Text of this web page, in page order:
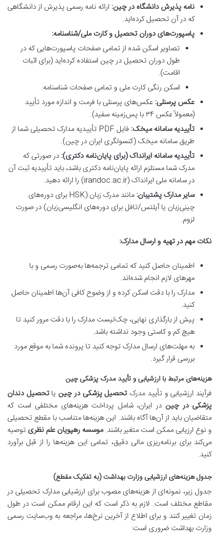
نامه پذیرش دانشگاه در چین: ارائه نامه رسمی پذیرش از دانشگاهی
که در آن تحصیل کرده‌اید.
پاسپورت‌های دوران تحصیل و کارت ملی/شناسنامه:
تصاویر اسکن شده از تمامی صفحات پاسپورت‌هایی که در
طول دوران تحصیل در چین استفاده کرده‌اید (برای اثبات
اقامت).
اسکن رنگی کارت ملی و تمامی صفحات شناسنامه.
عکس پرسنلی: عکس‌های پرسنلی با فرمت و اندازه مورد تأیید
(معمولاً عکس ۳۴ با پس‌زمینه سفید).
تأییدیه سامانه میخک:
فایل PDF تأییدیه مدارک تحصیلی شما از
طریق سامانه میخک (کنسولگری ایران در چین).
تأییدیه سامانه ایرانداک (برای پایان‌نامه دکتری): در صورتی که
مدرک شما مستلزم ارائه پایان‌نامه دکتری باشد، باید تأییدیه ثبت آن
در سامانه ملی ایرانداک (irandoc.ac.ir) را ارائه دهید.
سایر مدارک پشتیبان:
مانند مدرک زبان (HSK برای دوره‌های
چینی‌زبان یا آیلتس/تافل برای دوره‌های انگلیسی‌زبان) در صورت
لزوم.
نکات مهم در تهیه و ارسال مدارک:
اطمینان حاصل کنید که تمامی ترجمه‌ها به‌صورت رسمی و با
مهرهای لازم انجام شده‌اند.
مدارک را با دقت اسکن کرده و از وضوح کافی آن‌ها اطمینان حاصل
کنید.
پیش از بارگذاری نهایی، چک‌لیست مدارک را با دقت مرور کنید تا
هیچ کم و کاستی وجود نداشته باشد.
به مهلت‌های ارسال مدارک توجه کنید تا پرونده شما به موقع مورد
بررسی قرار گیرد.
هزینه‌های مرتبط با ارزشیابی و تأیید مدرک پزشکی چین
فرآیند ارزشیابی و تأیید مدرک تحصیل پزشکی در چین یاتحصیل دندان
پزشکی در چین در ایران، شامل پرداخت هزینه‌های مختلفی است که
متقاضیان باید از آن‌ها آگاه باشند. این هزینه‌ها متناسب با مقطع تحصیلی
و نوع ارزیابی ممکن است متغیر باشند. موسسه رهپویان علم نظری توصیه
می‌کند برای برنامه‌ریزی مالی دقیق، تمامی این هزینه‌ها را از قبل برآورد
کنید.
جدول هزینه‌های ارزشیابی وزارت بهداشت (به تفکیک مقطع)
جدول زیر، نمونه‌ای از هزینه‌های مصوب برای ارزشیابی مدارک تحصیلی در
مقاطع مختلف است. لازم به ذکر است که این ارقام ممکن است در طول
زمان تغییر کنند و برای اطلاع از آخرین نرخ‌ها، مراجعه به وب‌سایت رسمی
وزارت بهداشت ضروری است: